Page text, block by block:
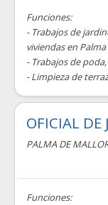
Funciones:
- Trabajos de
viviendas en
- Trabajos de
- Limpieza de
OFICIAL DE
PALMA DE
Funciones: